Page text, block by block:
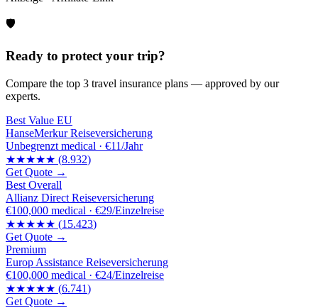
🛡️
Ready to protect your trip?
Compare the top 3 travel insurance plans — approved by our
experts.
Best Value EU
HanseMerkur Reiseversicherung
Unbegrenzt medical · €11/Jahr
★★★★★ (8.932)
Get Quote →
Best Overall
Allianz Direct Reiseversicherung
€100,000 medical · €29/Einzelreise
★★★★★ (15.423)
Get Quote →
Premium
Europ Assistance Reiseversicherung
€100,000 medical · €24/Einzelreise
★★★★★ (6.741)
Get Quote →